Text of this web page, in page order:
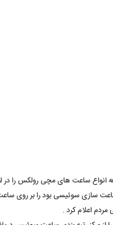
سازی سوئیسی بود را بر روی
اعلام کرد .